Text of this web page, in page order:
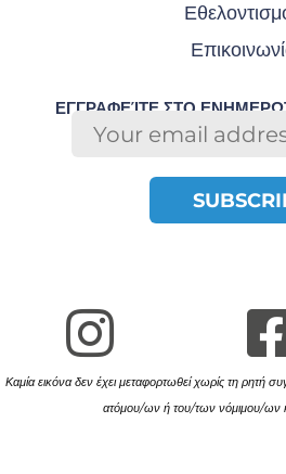
ΕΓΓΡΑΦΕΊΤΕ ΣΤΟ
Καμία εικόνα δεν έχει μεταφορτωθεί χωρίς τη ρητή
ατόμου/ων ή του/των νόμιμου/ων